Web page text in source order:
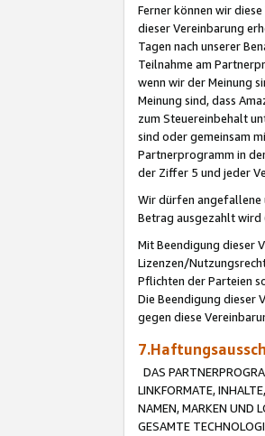
Ferner können wir
dieser Vereinbarung
Tagen nach unserer
Teilnahme am
wenn wir der Meinung
Meinung sind, dass
zum Steuereinbehalt
sind oder gemeinsam
Partnerprogramm in
der Ziffer 5 und jeder
Wir dürfen angefallene
Betrag ausgezahlt wird
Mit Beendigung dieser
Lizenzen/
Pflichten der Parteien
Die Beendigung dieser
gegen diese
DAS
LINKFORMATE,
NAMEN, MARKEN UND
GESAMTE